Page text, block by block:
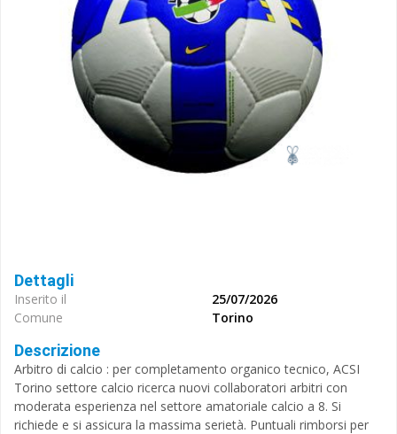
Dettagli
Inserito il
25/07/2026
Comune
Torino
Descrizione
Arbitro di calcio : per completamento organico tecnico, ACSI
Torino settore calcio ricerca nuovi collaboratori arbitri con
moderata esperienza nel settore amatoriale calcio a 8. Si
richiede e si assicura la massima serietà. Puntuali rimborsi per